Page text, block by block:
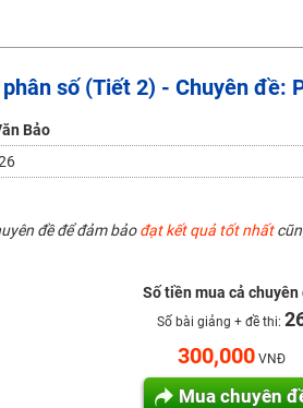
điểm
(Từ 16-18/07/2025)
nổi tiếng
số (Tiết 2) - Chuyên đề:
Bảo
đề để đảm bảođạt kết quả tốt nhất
Số tiền mua cả chuyên
Số bài giảng + đề thi:
300,000 VNĐ
Mua chuyên